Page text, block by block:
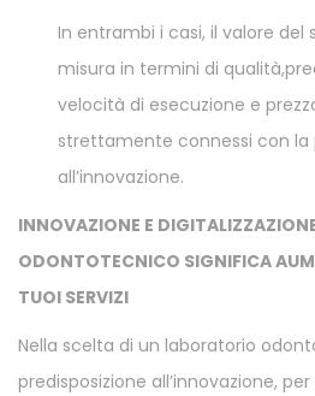
In entrambi i casi, il valore del
misura in termini di
velocità di esecuzione e
strettamente connessi con la
all’innovazione.
INNOVAZIONE E
ODONTOTECNICO SIGNIFICA
TUOI SERVIZI
Nella scelta di un laboratorio
predisposizione all’innovazione,